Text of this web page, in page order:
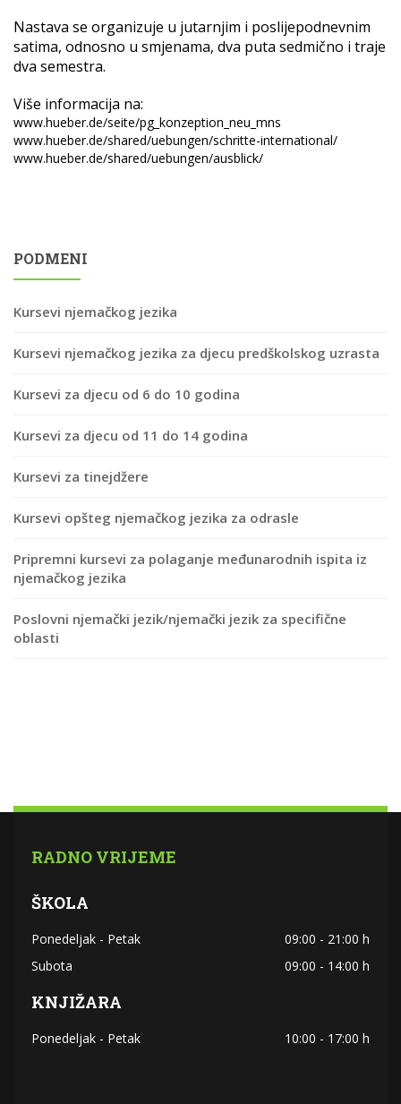
Nastava se organizuje u jutarnjim i poslijepodnevnim
satima, odnosno u smjenama, dva puta sedmično i traje
dva semestra.
Više informacija na:
www.hueber.de/seite/pg_konzeption_neu_mns
www.hueber.de/shared/uebungen/schritte-international/
www.hueber.de/shared/uebungen/ausblick/
PODMENI
Kursevi njemačkog jezika
Kursevi njemačkog jezika za djecu predškolskog uzrasta
Kursevi za djecu od 6 do 10 godina
Kursevi za djecu od 11 do 14 godina
Kursevi za tinejdžere
Kursevi opšteg njemačkog jezika za odrasle
Pripremni kursevi za polaganje međunarodnih ispita iz
njemačkog jezika
Poslovni njemački jezik/njemački jezik za specifične
oblasti
RADNO VRIJEME
ŠKOLA
Ponedeljak - Petak
09:00 - 21:00 h
Subota
09:00 - 14:00 h
KNJIŽARA
Ponedeljak - Petak 10:00 - 17:00 h